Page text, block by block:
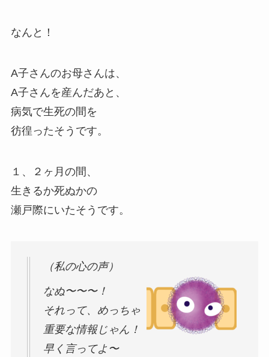
なんと！
A子さんのお母さんは、
A子さんを産んだあと、
病気で生死の間を
彷徨ったそうです。
１、２ヶ月の間、
生きるか死ぬかの
瀬戸際にいたそうです。
（私の心の声）
なぬ〜〜〜！
それって、めっちゃ
重要な情報じゃん！
早く言ってよ〜